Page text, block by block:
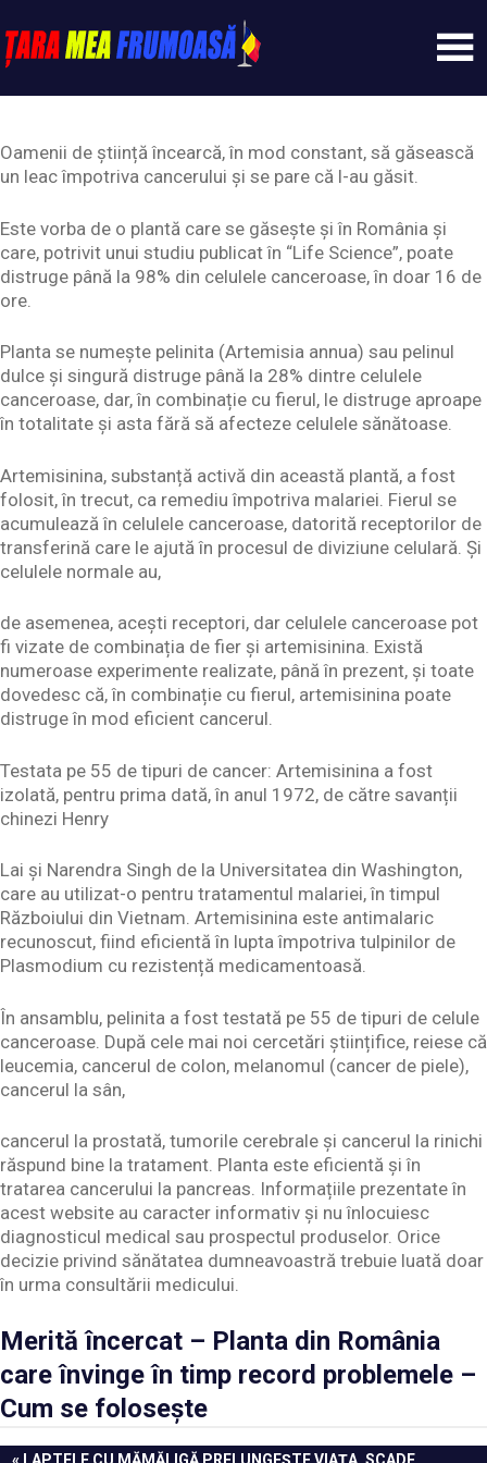
to
content
Tarameafrumoasa
Oamenii de știință încearcă, în mod constant, să găsească
un leac împotriva cancerului și se pare că l-au găsit.
Este vorba de o plantă care se găsește și în România și
care, potrivit unui studiu publicat în “Life Science”, poate
distruge până la 98% din celulele canceroase, în doar 16 de
ore.
Planta se numește pelinita (Artemisia annua) sau pelinul
dulce și singură distruge până la 28% dintre celulele
canceroase, dar, în combinație cu fierul, le distruge aproape
în totalitate și asta fără să afecteze celulele sănătoase.
Artemisinina, substanță activă din această plantă, a fost
folosit, în trecut, ca remediu împotriva malariei. Fierul se
acumulează în celulele canceroase, datorită receptorilor de
transferină care le ajută în procesul de diviziune celulară. Și
celulele normale au,
de asemenea, acești receptori, dar celulele canceroase pot
fi vizate de combinația de fier și artemisinina. Există
numeroase experimente realizate, până în prezent, și toate
dovedesc că, în combinație cu fierul, artemisinina poate
distruge în mod eficient cancerul.
Testata pe 55 de tipuri de cancer: Artemisinina a fost
izolată, pentru prima dată, în anul 1972, de către savanții
chinezi Henry
Lai și Narendra Singh de la Universitatea din Washington,
care au utilizat-o pentru tratamentul malariei, în timpul
Războiului din Vietnam. Artemisinina este antimalaric
recunoscut, fiind eficientă în lupta împotriva tulpinilor de
Plasmodium cu rezistență medicamentoasă.
În ansamblu, pelinita a fost testată pe 55 de tipuri de celule
canceroase. După cele mai noi cercetări științifice, reiese că
leucemia, cancerul de colon, melanomul (cancer de piele),
cancerul la sân,
cancerul la prostată, tumorile cerebrale și cancerul la rinichi
răspund bine la tratament. Planta este eficientă și în
tratarea cancerului la pancreas. Informațiile prezentate în
acest website au caracter informativ și nu înlocuiesc
diagnosticul medical sau prospectul produselor. Orice
decizie privind sănătatea dumneavoastră trebuie luată doar
în urma consultării medicului.
Merită încercat – Planta din România
care învinge în timp record problemele –
Cum se folosește
PREVIOUS
LAPTELE CU MĂMĂLIGĂ PRELUNGEȘTE VIAȚA, SCADE